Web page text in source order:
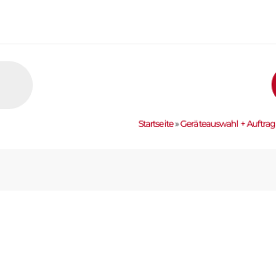
Startseite»Geräteauswahl + Auftrag